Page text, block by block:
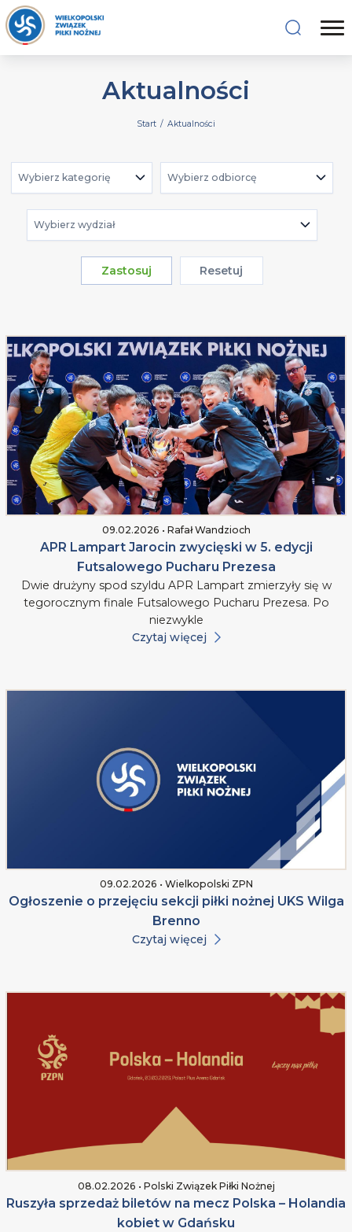
Aktualności
Start / Aktualności
Wybierz kategorię Wybierz odbiorcę
Wybierz wydział
Zastosuj Resetuj
09.02.2026 • Rafał Wandzioch
APR Lampart Jarocin zwycięski w 5. edycji
Futsalowego Pucharu Prezesa
Dwie drużyny spod szyldu APR Lampart zmierzyły się w
tegorocznym finale Futsalowego Pucharu Prezesa. Po
niezwykle
Czytaj więcej
09.02.2026 • Wielkopolski ZPN
Ogłoszenie o przejęciu sekcji piłki nożnej UKS Wilga
Brenno
Czytaj więcej
08.02.2026 • Polski Związek Piłki Nożnej
Ruszyła sprzedaż biletów na mecz Polska – Holandia
kobiet w Gdańsku